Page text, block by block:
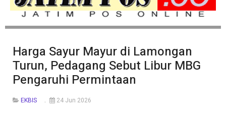
Harga Sayur Mayur di Lamongan
Turun, Pedagang Sebut Libur MBG
Pengaruhi Permintaan
EKBIS 24 Jun 2026